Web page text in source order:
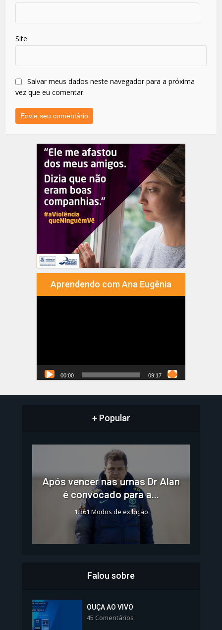
Site
Salvar meus dados neste navegador para a próxima
vez que eu comentar.
Aprendendo com Ana Eugênia
00:00 09:17
+ Popular
Após vencer nas urnas Dr Alan
é convocado para a...
1.361 Modos de exibição
Colégios da Polícia...
Falou sobre
OUÇA AO VIVO
45 Comentários